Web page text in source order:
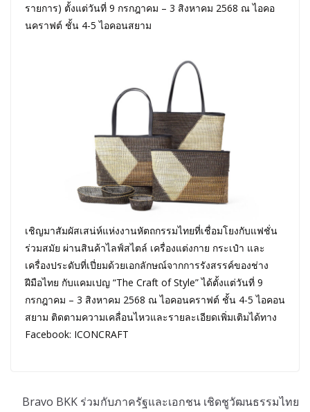
รายการ) ตั้งแต่วันที่ 9 กรกฎาคม – 3 สิงหาคม 2568 ณ ไอคอ
นคราฟต์ ชั้น 4-5 ไอคอนสยาม
เชิญมาสัมผัสเสน่ห์แห่งงานหัตถกรรมไทยที่เชื่อมโยงกับแฟชั่น
ร่วมสมัย ผ่านสินค้าไลฟ์สไตล์ เครื่องแต่งกาย กระเป๋า และ
เครื่องประดับที่เปี่ยมด้วยเอกลักษณ์จากการรังสรรค์ของช่าง
ฝีมือไทย กับแคมเปญ “The Craft of Style” ได้ตั้งแต่วันที่ 9
กรกฎาคม – 3 สิงหาคม 2568 ณ ไอคอนคราฟต์ ชั้น 4-5 ไอคอน
สยาม ติดตามความเคลื่อนไหวและรายละเอียดเพิ่มเติมได้ทาง
Facebook: ICONCRAFT
Bravo BKK ร่วมกับภาครัฐและเอกชน เชิดชูวัฒนธรรมไทย